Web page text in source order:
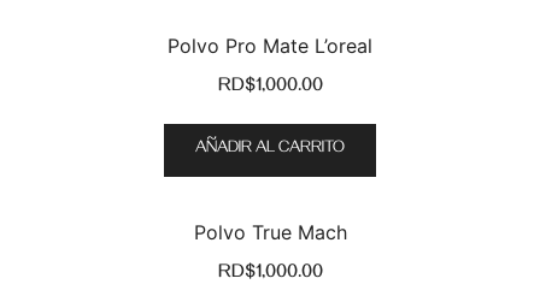
Polvo Pro Mate L’oreal
RD$1,000.00
AÑADIR AL CARRITO
Polvo True Mach
RD$1,000.00